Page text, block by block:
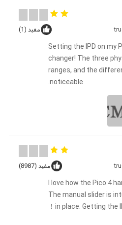
مفید (1)
"Setting the IPD on my
changer! The three
ranges, and the
noticeable.
مفید (8987)
"I love how the Pico 4
The manual slider is
in place. Getting the